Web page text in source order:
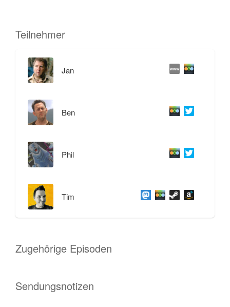
Teilnehmer
Jan
Ben
Phil
Tim
Zugehörige Episoden
Sendungsnotizen